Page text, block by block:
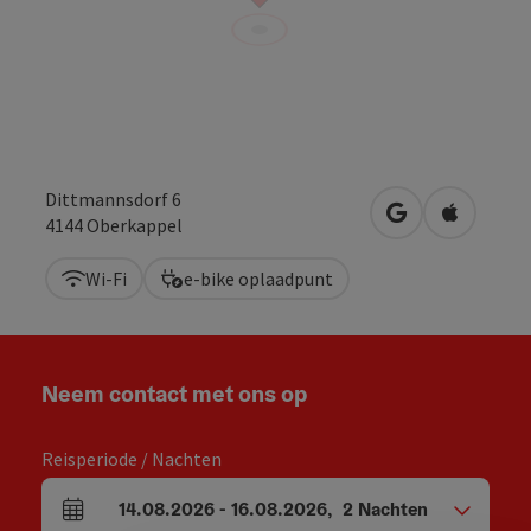
Dittmannsdorf 6
4144Oberkappel Openen inOpenen
Wi-Fi e-bike oplaadpunt
Neem contact met ons op
Reisperiode / Nachten
Velden voor aankomst en vertrek
14.08.2026- 16.08.2026, 2 Nachten